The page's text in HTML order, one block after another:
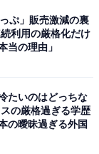
は無料です。
は必見。「と
トマトを実ら
木を間近で見
ラン「らくだ
スタが楽しめ
ッグラン・
ぷ」販売激減の裏
利用の厳格化だけ
当の理由」
たいのはどっちな
の厳格過ぎる学歴
の曖昧過ぎる外国